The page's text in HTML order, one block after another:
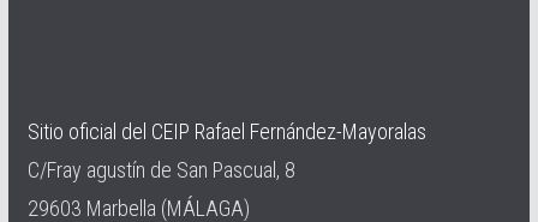
Sitio oficial del CEIP Rafael Fernández-Mayoralas
C/Fray agustín de San Pascual, 8
29603 Marbella (MÁLAGA)